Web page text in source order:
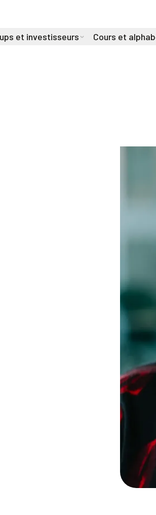
et investisseurs Cours et